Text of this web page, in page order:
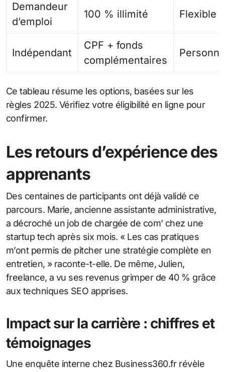
Demandeur
d’emploi
100 % illimité Flexible
Indépendant
CPF + fonds
complémentaires
Ce tableau résume les options, basées sur les
règles 2025. Vérifiez votre éligibilité en ligne pour
confirmer.
Les retours d’expérience des
apprenants
Des centaines de participants ont déjà validé ce
parcours. Marie, ancienne assistante administrative,
a décroché un job de chargée de com’ chez une
startup tech après six mois. « Les cas pratiques
m’ont permis de pitcher une stratégie complète en
entretien, » raconte-t-elle. De même, Julien,
freelance, a vu ses revenus grimper de 40 % grâce
aux techniques SEO apprises.
Impact sur la carrière : chiffres et
témoignages
Une enquête interne chez Business360.fr révèle